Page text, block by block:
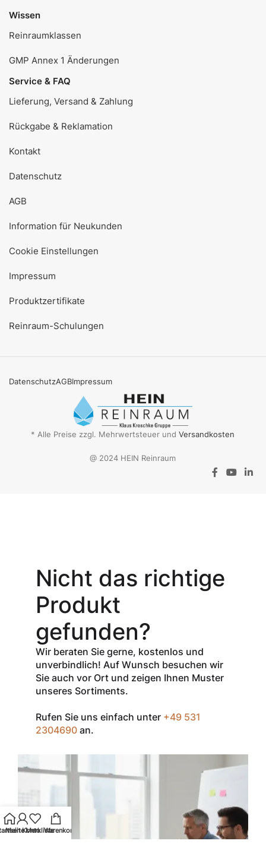
Wissen
Reinraumklassen
GMP Annex 1 Änderungen
Service & FAQ
Lieferung, Versand & Zahlung
Rückgabe & Reklamation
Kontakt
Datenschutz
AGB
Information für Neukunden
Cookie Einstellungen
Impressum
Produktzertifikate
Reinraum-Schulungen
DatenschutzAGBImpressum
* Alle Preise zzgl. Mehrwertsteuer undVersandkosten
@ 2024 HEIN Reinraum
Gutschein-Code
INSPEC30
erhalten Sie
% Rabattauf
den Netto-
Verkaufspreis
aller Produkte
der Marke
InSpec von
Zum Einlösen
geben Sie den
Warenkorb oder
an der Kasse
nur einmal pro
Kunde
einsetzbar und
Nicht das richtige
Produkt
gefunden?
Wir beraten Sie gerne, kostenlos und
unverbindlich! Auf Wunsch besuchen wir
Sie auch vor Ort und zeigen Ihnen Muster
unseres Sortiments.
Rufen Sie uns einfach unter +49 531
2304690 an.
Mein KontoMerklisteWarenkorb